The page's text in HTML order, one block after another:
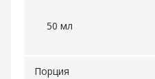
50 мл
Порция